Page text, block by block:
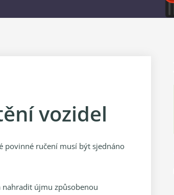
vozidel
povinné ručení musí být sjednáno
nahradit újmu způsobenou